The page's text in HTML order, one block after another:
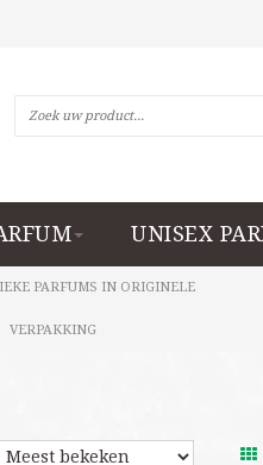
UNISEX
PARFUMS IN ORIGINELE
VERPAKKING